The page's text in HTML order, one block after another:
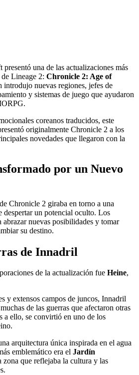
una de las actualizaciones más
Lineage 2: Chronicle 2: Age of
introdujo nuevas regiones, jefes de
y sistemas de juego que ayudaron
coreanos traducidos, este
originalmente Chronicle 2 a los
novedades que llegaron con la
por un Nuevo
Chronicle 2 giraba en torno a una
despertar un potencial oculto. Los
abrazar nuevas posibilidades y tomar
su destino.
de Innadril
de la actualización fue Heine,
y extensos campos de juncos, Innadril
de las guerras que afectaron otras
a ello, se convirtió en uno de los
arquitectura única inspirada en el agua
emblemático era el Jardín
zona que reflejaba la cultura y las